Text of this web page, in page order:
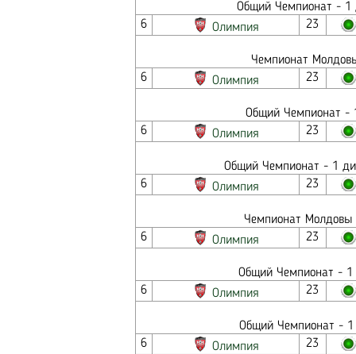
Общий Чемпионат - 1
6
Олимпия 23
Чемпионат
6
Олимпия 23
Общий Чемпионат -
6
Олимпия 23
Общий Чемпионат - 1
6
Олимпия 23
Чемпионат
6
Олимпия 23
Общий Чемпионат - 1
6
Олимпия 23
Общий Чемпионат -
6
Олимпия 23